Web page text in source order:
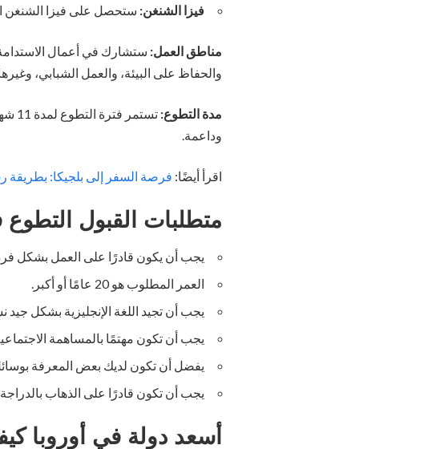
فيزا الشنغن: ستحصل على فيزا الشنغن
مناطق العمل: ستشارك في أعمال
والحفاظ على البيئة، والعمل الشبابي،
مدة التطوع:
وداعمة.
اقرأ أيضًا: فرصة السفر إلى بلجيكا: بطريقة
متطلبات القبول
يجب أن يكون قادرًا على العمل بشكل
العمر المطلوب هو 20 عامًا أو أكبر.
يجب أن تجيد اللغة الإنجليزية بشكل جيد
يجب أن تكون مهتمًا بالمساهمة
يفضل أن تكون لديك بعض المعرفة
يجب أن تكون قادرًا على الذهاب
أسعد دولة في أوروبا